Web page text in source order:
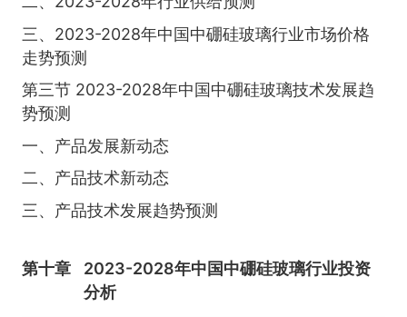
三、2023-2028年中国中硼硅玻璃行业市场价格
走势预测
第三节 2023-2028年中国中硼硅玻璃技术发展趋
势预测
一、产品发展新动态
二、产品技术新动态
三、产品技术发展趋势预测
第十章
2023-2028年中国中硼硅玻璃行业投资
分析